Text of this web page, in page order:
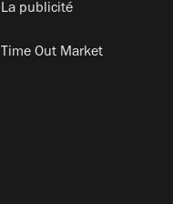
La publicité
Time Out Market